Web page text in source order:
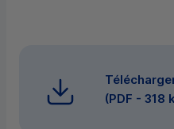
(PDF - 318